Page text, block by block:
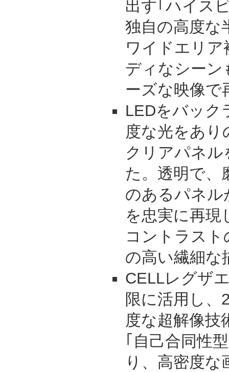
出す｢ハイス
独自の高度な
ワイドエリ
ディなシーン
ーズな映像で
LEDをバック
度な光をあり
クリアパネ
た。透明で、
のあるパネル
を忠実に再現
コントラスト
の高い繊細な
CELLレグザ
限に活用し、
度な超解像技
｢自己合同性
り、高密度な